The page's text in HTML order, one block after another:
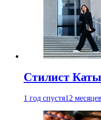
Стилист
1 год спустя12